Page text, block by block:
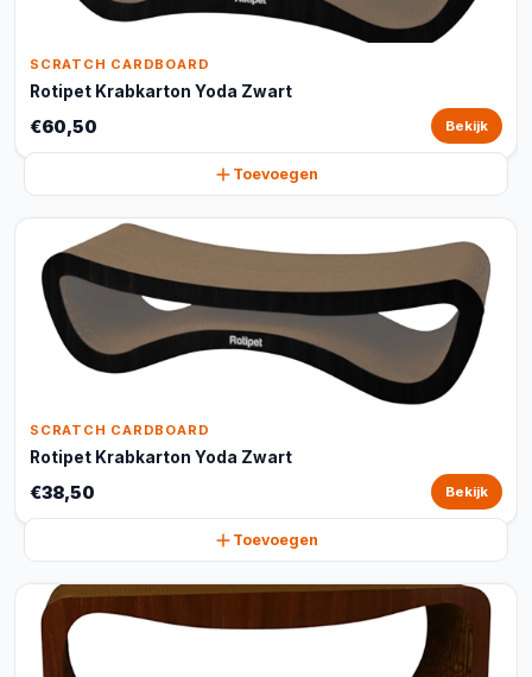
SCRATCH CARDBOARD
Rotipet Krabkarton Yoda Zwart
€60,50 Bekijk
Toevoegen
SCRATCH CARDBOARD
Rotipet Krabkarton Yoda Zwart
€38,50 Bekijk
Toevoegen